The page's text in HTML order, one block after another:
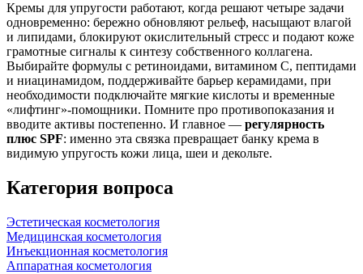
Кремы для упругости работают, когда решают четыре задачи
одновременно: бережно обновляют рельеф, насыщают влагой
и липидами, блокируют окислительный стресс и подают коже
грамотные сигналы к синтезу собственного коллагена.
Выбирайте формулы с ретиноидами, витамином С, пептидами
и ниацинамидом, поддерживайте барьер керамидами, при
необходимости подключайте мягкие кислоты и временные
«лифтинг»‑помощники. Помните про противопоказания и
вводите активы постепенно. И главное — регулярность
плюс SPF: именно эта связка превращает банку крема в
видимую упругость кожи лица, шеи и декольте.
Категория вопроса
Эстетическая косметология
Медицинская косметология
Инъекционная косметология
Аппаратная косметология